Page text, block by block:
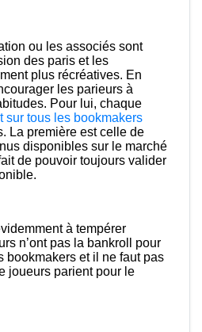
ou les associés sont
des paris et les
plus récréatives. En
les parieurs à
Pour lui, chaque
sur tous les bookmakers
La première est celle de
disponibles sur le marché
de pouvoir toujours valider
à tempérer
n’ont pas la bankroll pour
bookmakers et il ne faut pas
joueurs parient pour le